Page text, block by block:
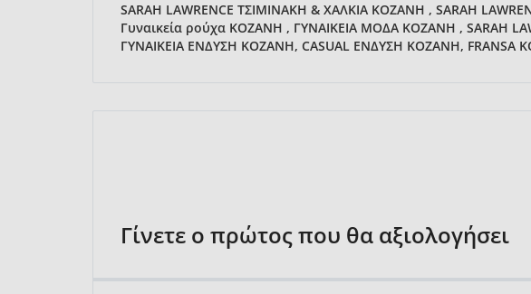
SARAH LAWRENCE ΤΣΙΜΙΝΑΚΗ & ΧΑΛΚΙΑ ΚΟΖΑΝΗ , SARAH
Γυναικεία ρούχα ΚΟΖΑΝΗ , ΓΥΝΑΙΚΕΙΑ ΜΟΔΑ ΚΟΖΑΝΗ , SARAH
ΓΥΝΑΙΚΕΙΑ ΕΝΔΥΣΗ ΚΟΖΑΝΗ, CASUAL ΕΝΔΥΣΗ ΚΟΖΑΝΗ, FRANSA
Γίνετε ο πρώτος που θα αξιολογήσει